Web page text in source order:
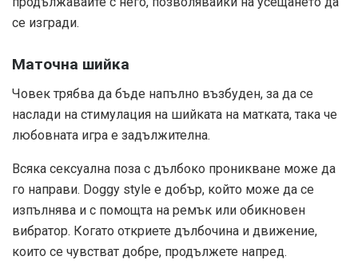
се изгради.
Маточна шийка
Човек трябва да бъде напълно възбуден, за да се
наслади на стимулация на шийката на матката, така че
любовната игра е задължителна.
Всяка сексуална поза с дълбоко проникване може да
го направи. Doggy style е добър, който може да се
изпълнява и с помощта на ремък или обикновен
вибратор. Когато откриете дълбочина и движение,
които се чувстват добре, продължете напред.